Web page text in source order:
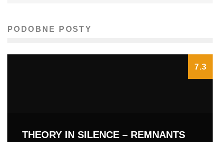
PODOBNE POSTY
7.3
THEORY IN SILENCE – REMNANTS